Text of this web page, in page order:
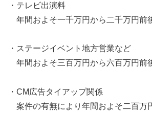
・テレビ出演料
年間およそ一千万円から二千万円前
・ステージイベント地方営業など
年間およそ三百万円から六百万円前
・CM広告タイアップ関係
案件の有無により年間およそ二百万